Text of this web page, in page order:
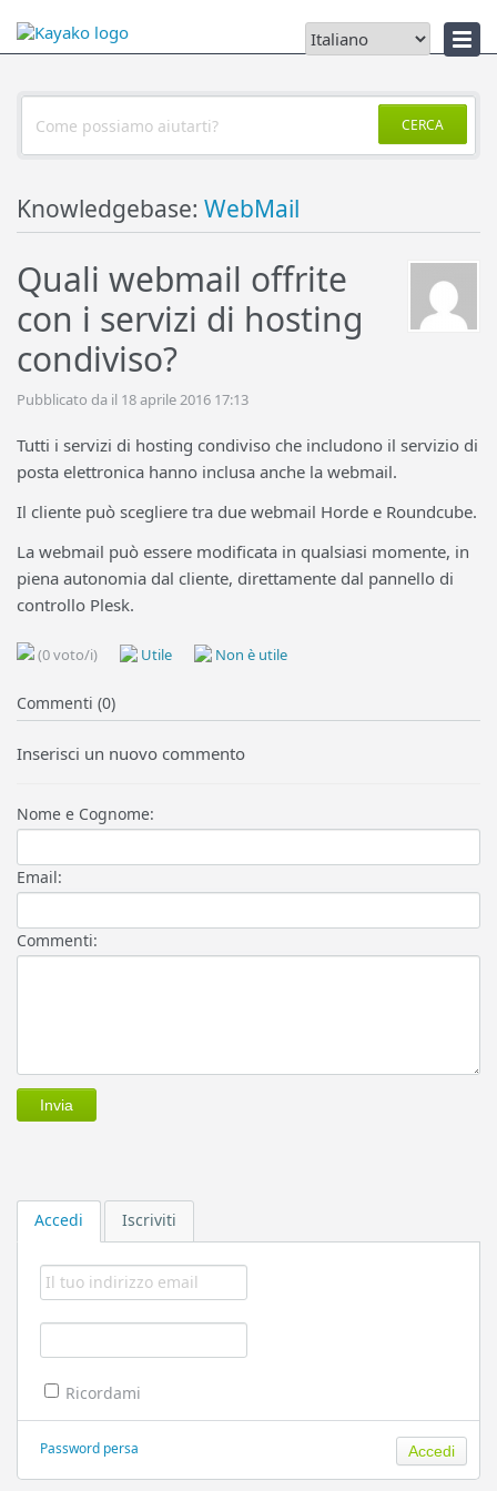
Notizie
Accedi Iscriviti
Ricordami
Password persa
CERCA
Knowledgebase: WebMail
Quali webmail offrite
con i servizi di hosting
condiviso?
Pubblicato da il 18 aprile 2016 17:13
Tutti i servizi di hosting condiviso che includono il servizio di
posta elettronica hanno inclusa anche la webmail.
Il cliente può scegliere tra due webmail Horde e Roundcube.
La webmail può essere modificata in qualsiasi momente, in
piena autonomia dal cliente, direttamente dal pannello di
controllo Plesk.
(0 voto/i) Utile Non è utile
Commenti (0)
Inserisci un nuovo commento
Nome e Cognome:
Email:
Commenti: